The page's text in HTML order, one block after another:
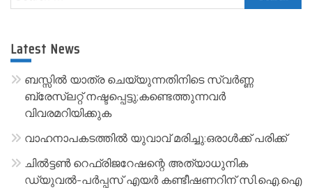
n
a
v
:
for:
Latest News
ബസ്സിൽ യാത്ര ചെയ്യുന്നതിനിടെ സ്വർണ്ണ
ബ്രേസ്‌ലറ്റ് നഷ്ടപ്പെട്ടു;കണ്ടെത്തുന്നവർ
വിവരമറിയിക്കുക
വാഹനാപകടത്തിൽ യുവാവ് മരിച്ചു:ഒരാൾക്ക് പരിക്ക്
ചിൽട്ടൺ റെഫ്രിജറേഷന്റെ അത്യാധുനിക
ഡ്യുവൽ-പർപ്പസ് എയർ കണ്ടീഷണറിന് സി.ഐ.ഐ